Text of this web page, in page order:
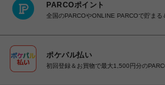
PARCOポイント
全国のPARCOやONLINE PARCOで貯まる
ポケパル払い
初回登録＆お買物で最大1,500円分の